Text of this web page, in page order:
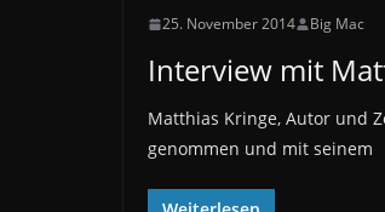
25. November 2014 Big Mac
Interview mit
Matthias Kringe, Autor und
genommen und mit seinem